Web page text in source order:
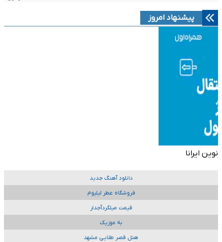
پیشنهاد امروز
نوین ایرانا
دانلود آهنگ جدید
فروشگاه عطر لیلیوم
قیمت میلگردآجدار
به موزیک
هتل قصر طلایی مشهد